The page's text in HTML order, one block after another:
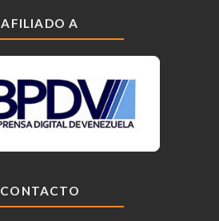
AFILIADO A
CONTACTO